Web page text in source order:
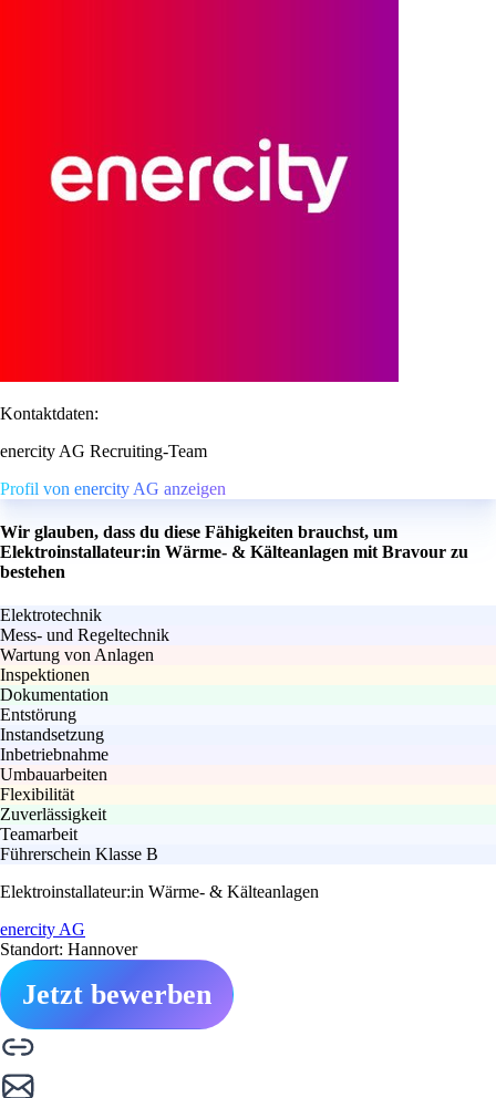
Kontaktdaten:
enercity AG Recruiting-Team
Profil von enercity AG anzeigen
Wir glauben, dass du diese Fähigkeiten brauchst, um
Elektroinstallateur:in Wärme- & Kälteanlagen mit Bravour zu
bestehen
Elektrotechnik
Mess- und Regeltechnik
Wartung von Anlagen
Inspektionen
Dokumentation
Entstörung
Instandsetzung
Inbetriebnahme
Umbauarbeiten
Flexibilität
Zuverlässigkeit
Teamarbeit
Führerschein Klasse B
Elektroinstallateur:in Wärme- & Kälteanlagen
enercity AG
Standort: Hannover
Jetzt bewerben